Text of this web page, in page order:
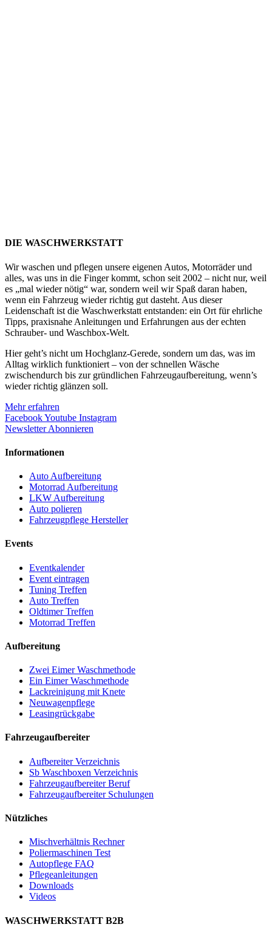
DIE WASCHWERKSTATT
Wir waschen und pflegen unsere eigenen Autos, Motorräder und
alles, was uns in die Finger kommt, schon seit 2002 – nicht nur, weil
es „mal wieder nötig“ war, sondern weil wir Spaß daran haben,
wenn ein Fahrzeug wieder richtig gut dasteht. Aus dieser
Leidenschaft ist die Waschwerkstatt entstanden: ein Ort für ehrliche
Tipps, praxisnahe Anleitungen und Erfahrungen aus der echten
Schrauber- und Waschbox-Welt.
Hier geht’s nicht um Hochglanz-Gerede, sondern um das, was im
Alltag wirklich funktioniert – von der schnellen Wäsche
zwischendurch bis zur gründlichen Fahrzeugaufbereitung, wenn’s
wieder richtig glänzen soll.
Mehr erfahren
FacebookYoutube Instagram
Newsletter Abonnieren
Informationen
Auto Aufbereitung
Motorrad Aufbereitung
LKW Aufbereitung
Auto polieren
Fahrzeugpflege Hersteller
Events
Eventkalender
Event eintragen
Tuning Treffen
Auto Treffen
Oldtimer Treffen
Motorrad Treffen
Aufbereitung
Zwei Eimer Waschmethode
Ein Eimer Waschmethode
Lackreinigung mit Knete
Neuwagenpflege
Leasingrückgabe
Fahrzeugaufbereiter
Aufbereiter Verzeichnis
Sb Waschboxen Verzeichnis
Fahrzeugaufbereiter Beruf
Fahrzeugaufbereiter Schulungen
Nützliches
Mischverhältnis Rechner
Poliermaschinen Test
Autopflege FAQ
Pflegeanleitungen
Downloads
Videos
WASCHWERKSTATT B2B